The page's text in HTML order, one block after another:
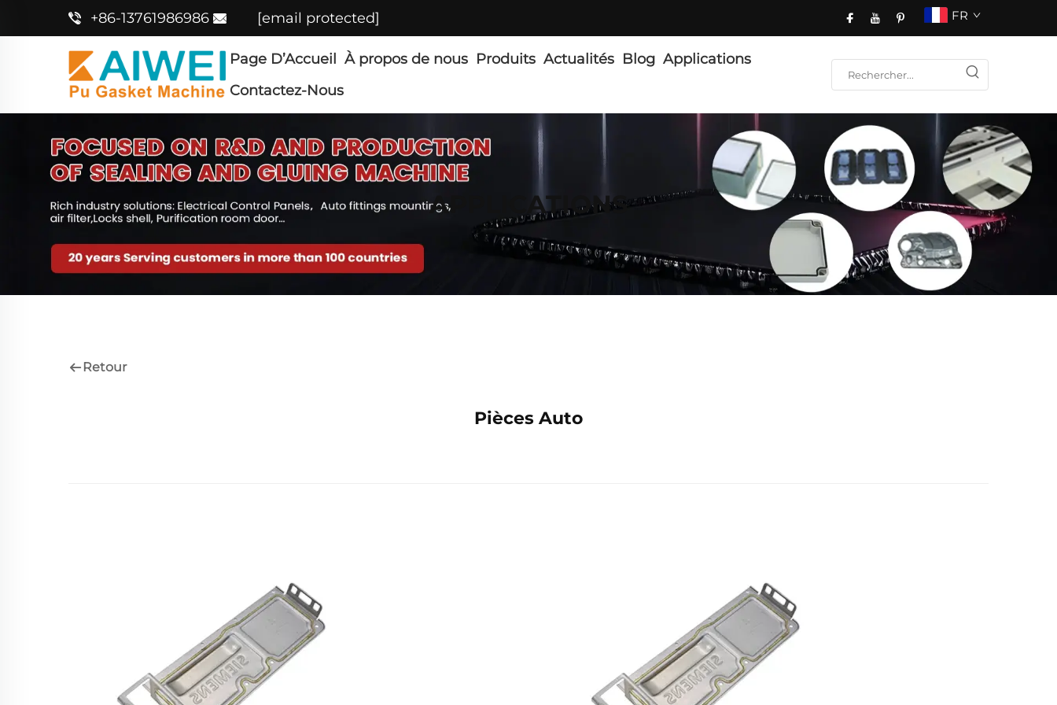
+86-13761986986 [email protected] FR
Page D’Accueil À propos de nous Produits Actualités Blog Applications
Contactez-Nous
APPLICATIONS
Retour
Pièces Auto